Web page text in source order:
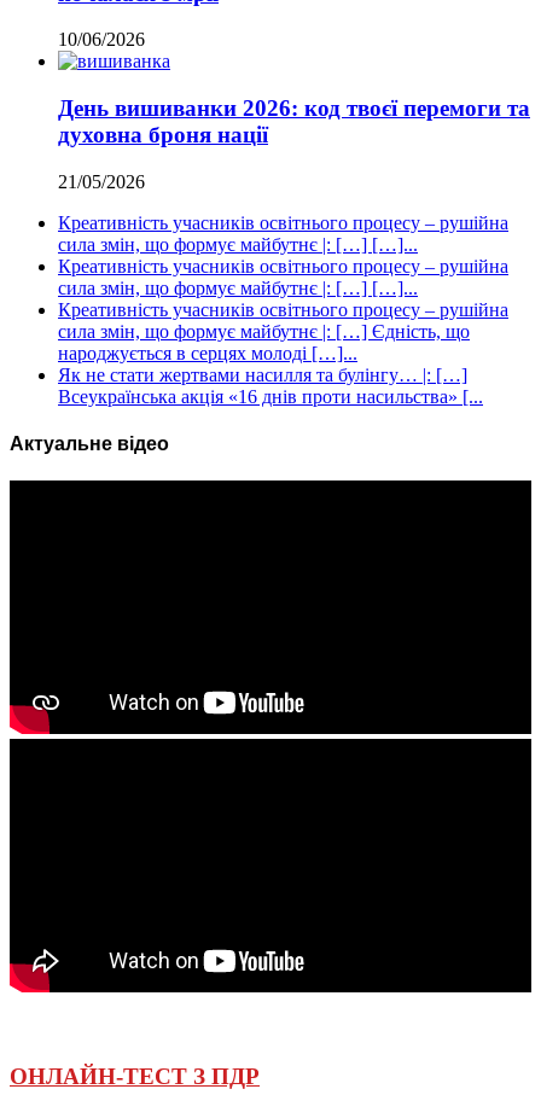
10/06/2026
День вишиванки 2026: код твоєї перемоги та
духовна броня нації
21/05/2026
Креативність учасників освітнього процесу – рушійна
сила змін, що формує майбутнє |: […] […]...
Креативність учасників освітнього процесу – рушійна
сила змін, що формує майбутнє |: […] […]...
Креативність учасників освітнього процесу – рушійна
сила змін, що формує майбутнє |: […] Єдність, що
народжується в серцях молоді […]...
Як не стати жертвами насилля та булінгу… |: […]
Всеукраїнська акція «16 днів проти насильства» [...
Актуальне відео
ОНЛАЙН-ТЕСТ З ПДР